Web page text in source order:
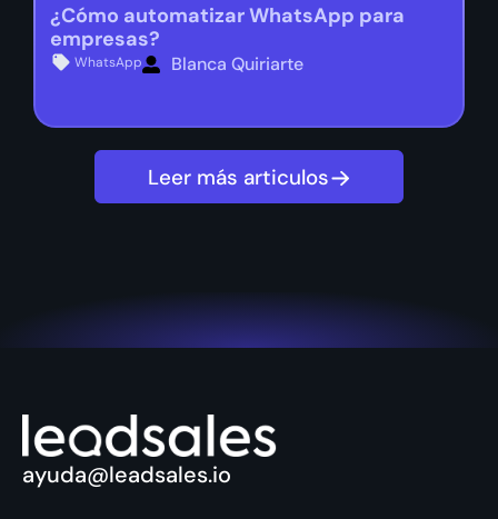
¿Cómo automatizar WhatsApp para
empresas?
WhatsApp Blanca Quiriarte
Leer más articulos
ayuda@leadsales.io